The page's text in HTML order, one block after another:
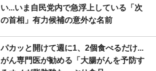
い...いま自民党内で急浮上している「次
の首相」有力候補の意外な名前
パカッと開けて週に1、2個食べるだけ...
がん専門医が勧める「大腸がんを予防す